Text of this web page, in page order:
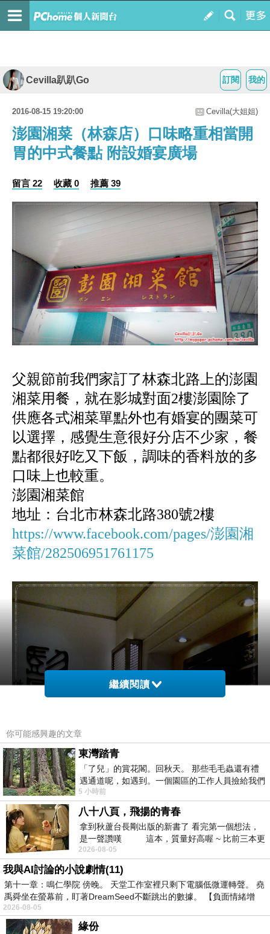
我的
訂閱
Cevilla趴趴Go
2016-08-15 19:20:00 Cevilla(大姐姐)
澎園湘菜（林森店）口味略重相當開
胃的中式餐點 附設婚宴廣場
留言 22 收藏 0 推薦 39
父親節前我們家訂了林森北路上的澎園
湘菜用餐，就在影城對面2樓澎園除了
供應各式湘菜單點外也有婚宴的團菜可
以選擇，感覺生意很好分店不少家，餐
點都很好吃又下飯，調味的香料放的多
口味上也較重。
澎園湘菜館
地址：台北市林森北路380號2樓
https://www.facebook.com/pages/澎園湘
菜館/282506951761175
繼續閱讀
你可能感興趣的文章
東灣踏青
「了兒」的賞花閣。回秋天。 那些毛毛蟲還有禮
遇通道呢，如遇到。一個園區的工作人員撿給我們
細賞。
5 小時前
八十八頁，飛揚的青春
拿到秋蘆台長剛出版的新書了 看完第一個想法，
是一聲讚嘆 這本，質量好高喔 ~ 比前三本更
勝一
2026-08-05
我與AI討論的小說劇情(11)
第十一章：鳴仁學院 傍晚。 天堂工作室裡只剩下電腦低微運轉聲。 堯
禹舜坐在螢幕前，盯著DreamSeed不斷跳出的數據。 【負面情緒增
2026-08-05
緣份